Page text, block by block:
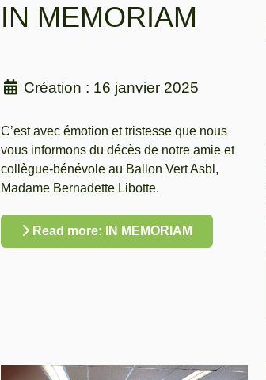
IN MEMORIAM
Création : 16 janvier 2025
C’est avec émotion et tristesse que nous
vous informons du décès de notre amie et
collègue-bénévole au Ballon Vert Asbl,
Madame Bernadette Libotte.
Read more: IN MEMORIAM